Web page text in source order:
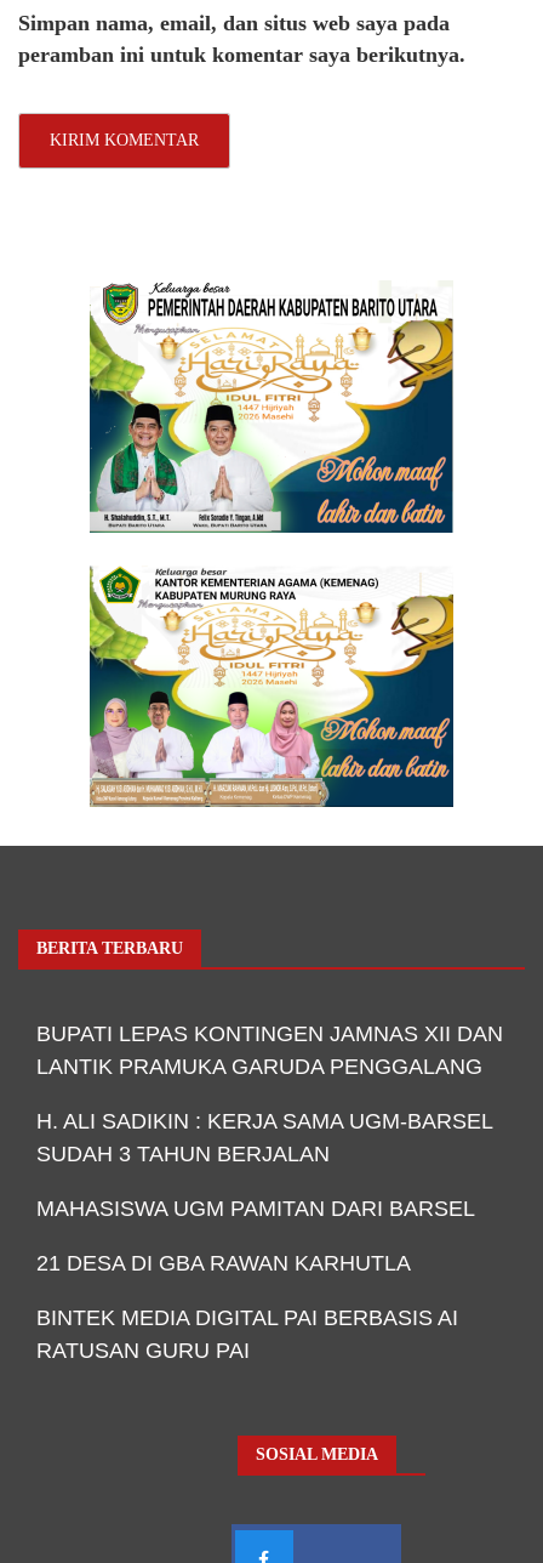
Simpan nama, email, dan situs web saya pada
peramban ini untuk komentar saya berikutnya.
BERITA TERBARU
BUPATI LEPAS KONTINGEN JAMNAS XII DAN
LANTIK PRAMUKA GARUDA PENGGALANG
H. ALI SADIKIN : KERJA SAMA UGM-BARSEL
SUDAH 3 TAHUN BERJALAN
MAHASISWA UGM PAMITAN DARI BARSEL
21 DESA DI GBA RAWAN KARHUTLA
BINTEK MEDIA DIGITAL PAI BERBASIS AI
RATUSAN GURU PAI
SOSIAL MEDIA